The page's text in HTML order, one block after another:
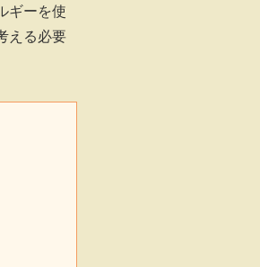
ギーを使
える必要